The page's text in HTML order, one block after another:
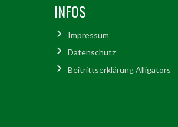
INFOS
Impressum
Datenschutz
Beitrittserklärung Alligators